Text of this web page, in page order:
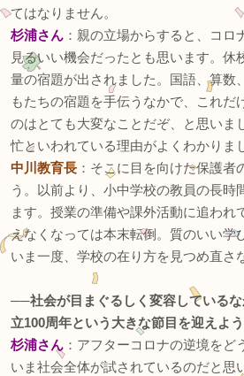
てはなりません。
杉浦さん ：親の立場からすると、コロ
見るいい機会だったとも思います。休
量の宿題が出されました。国語、算
もたちの宿題を手伝うなかで、これだ
のはとても大変なことだぞ、と思いま
忙といわれている理由がよくわかりま
中川教育長 ：そこに目を向けた保護者
う。以前より、小中学校の教員の長時
ます。授業の準備や課外活動に追われ
えなくなっては本末転倒。質のいい学
いま一度、学校の在り方を見つめ直さ
──社会が目まぐるしく変容している
立100周年という大きな節目を迎えよう
杉浦さん ：アフターコロナの逆境をど
いま社会全体が試されているのだと思